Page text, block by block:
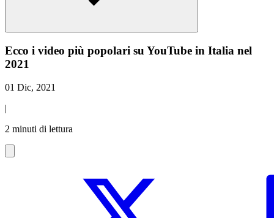
Ecco i video più popolari su YouTube in Italia nel
2021
01 Dic, 2021
|
2 minuti di lettura